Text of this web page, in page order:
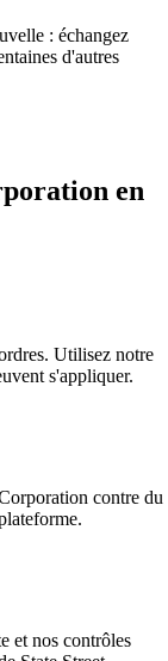
: échangez
d'autres
en
Utilisez notre
s'appliquer.
contre du
et nos contrôles